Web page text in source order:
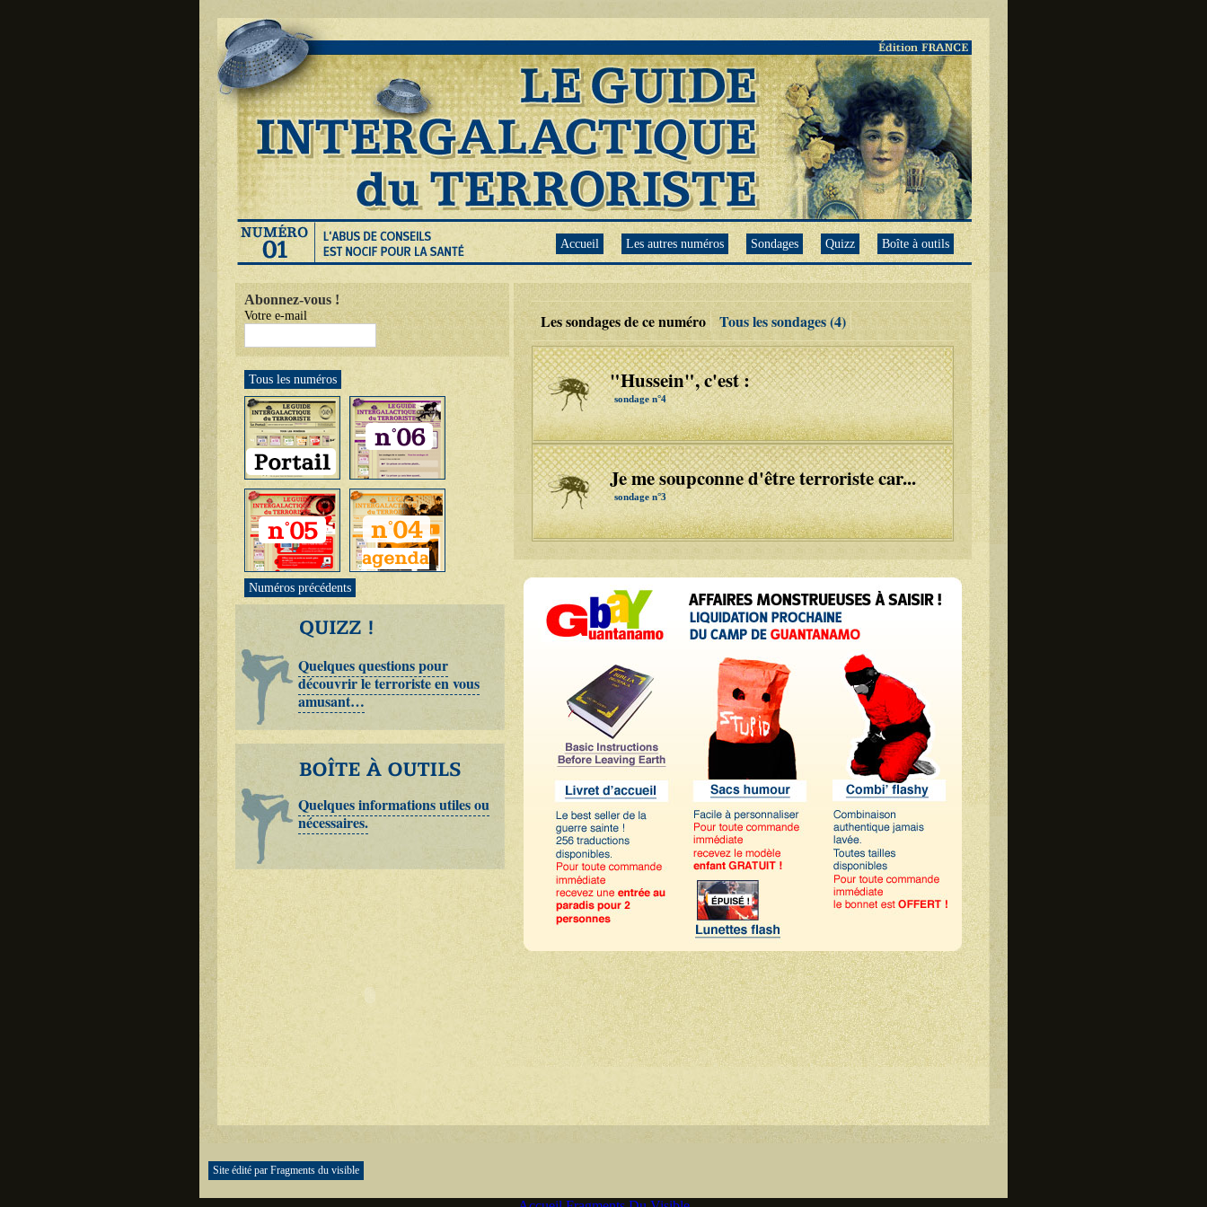
Boîte à outils
Quizz
Sondages
Les autres numéros
Accueil
Abonnez-vous !
Votre e-mail
Tous les numéros
Numéros précédents
Quelques questions pour
découvrir le terroriste en vous
amusant…
Quelques informations utiles ou
nécessaires.
Les sondages de ce numéro Tous les sondages (4)
"Hussein", c'est :
sondage n°4
Je me soupconne d'être terroriste car...
sondage n°3
Site édité par Fragments du visible